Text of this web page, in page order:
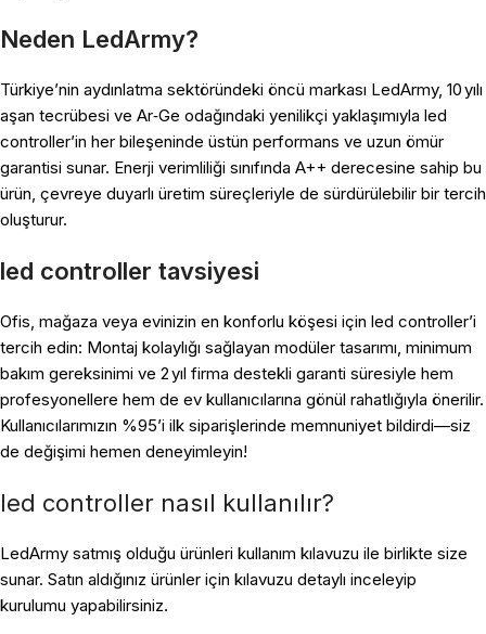
Neden LedArmy?
Türkiye’nin aydınlatma sektöründeki öncü markası LedArmy, 10 yılı
aşan tecrübesi ve Ar‑Ge odağındaki yenilikçi yaklaşımıyla led
controller’in her bileşeninde üstün performans ve uzun ömür
garantisi sunar. Enerji verimliliği sınıfında A++ derecesine sahip bu
ürün, çevreye duyarlı üretim süreçleriyle de sürdürülebilir bir tercih
oluşturur.
led controller tavsiyesi
Ofis, mağaza veya evinizin en konforlu köşesi için led controller’i
tercih edin: Montaj kolaylığı sağlayan modüler tasarımı, minimum
bakım gereksinimi ve 2 yıl firma destekli garanti süresiyle hem
profesyonellere hem de ev kullanıcılarına gönül rahatlığıyla önerilir.
Kullanıcılarımızın %95’i ilk siparişlerinde memnuniyet bildirdi—siz
de değişimi hemen deneyimleyin!
led controller nasıl kullanılır?
LedArmy satmış olduğu ürünleri kullanım kılavuzu ile birlikte size
sunar. Satın aldığınız ürünler için kılavuzu detaylı inceleyip
kurulumu yapabilirsiniz.